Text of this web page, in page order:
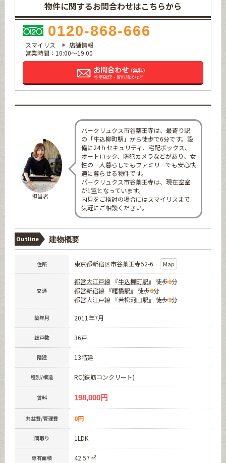
物件に関するお問合わせはこちらから
0120-868-666
スマイリス
店舗情報
営業時間：10:00～19:00
担当者
パークリュクス市谷薬王寺は、最寄り駅
の「牛込柳町駅」から徒歩で6分です。設
備に24ｈセキュリティ、宅配ボックス、
オートロック、防犯カメラなどがあり、女
性の一人暮らしでもファミリーでも安心快
適に暮らせる物件です。
パークリュクス市谷薬王寺は、現在空室
が1室となっています。
内見をご検討の場合にはスマイリスまで
気軽にご相談ください。
Outline 建物概要
住所 東京都新宿区市谷薬王寺52-6 Map
交通
都営大江戸線『牛込柳町駅』 徒歩6分
都営新宿線『曙橋駅』 徒歩6分
都営大江戸線『若松河田駅』 徒歩9分
築年月 2011年7月
総戸数 36戸
階建 13階建
種別/構造 RC(鉄筋コンクリート)
賃料 198,000円
共益費/管理費 0円
間取り 1LDK
専有面積 42.57㎡